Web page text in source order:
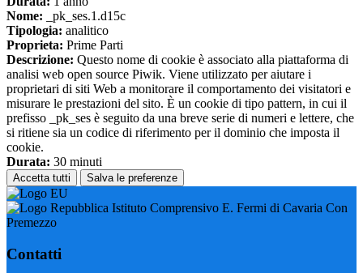
Nome: _pk_ses.1.d15c
Tipologia: analitico
Proprieta: Prime Parti
Descrizione: Questo nome di cookie è associato alla piattaforma di
analisi web open source Piwik. Viene utilizzato per aiutare i
proprietari di siti Web a monitorare il comportamento dei visitatori e
misurare le prestazioni del sito. È un cookie di tipo pattern, in cui il
prefisso _pk_ses è seguito da una breve serie di numeri e lettere, che
si ritiene sia un codice di riferimento per il dominio che imposta il
cookie.
Durata: 30 minuti
Accetta tutti Salva le preferenze
Istituto Comprensivo E. Fermi di Cavaria Con
Premezzo
Contatti